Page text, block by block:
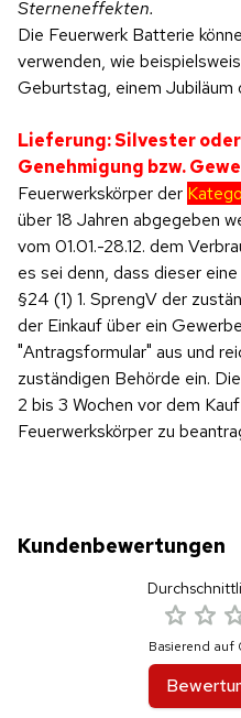
Sterneneffekten.
Die Feuerwerk Batterie
verwenden, wie
Geburtstag, einem Jubiläum
Lieferung: Silvester
Genehmigung bzw.
Feuerwerkskörper der
über 18 Jahren abgegeben
vom 01.01.-28.12. dem
es sei denn, dass dieser
§24 (1) 1. SprengV der
der Einkauf über ein
"Antragsformular" aus und
zuständigen Behörde ein.
2 bis 3 Wochen vor dem
Feuerwerkskörper zu
Kundenbewertungen
Basierend auf